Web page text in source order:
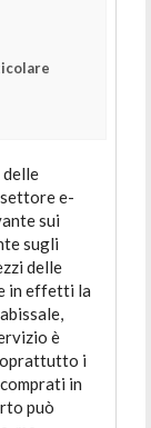
delle
e-
sui
sugli
delle
in effetti la
è
i
in
può